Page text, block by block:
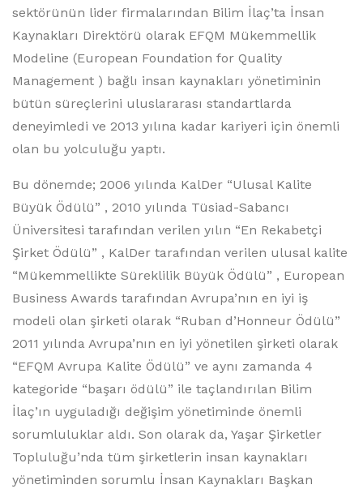
sektörünün lider firmalarından Bilim İlaç’ta İnsan
Kaynakları Direktörü olarak EFQM Mükemmellik
Modeline (European Foundation for Quality
Management ) bağlı insan kaynakları yönetiminin
bütün süreçlerini uluslararası standartlarda
deneyimledi ve 2013 yılına kadar kariyeri için önemli
olan bu yolculuğu yaptı.
Bu dönemde; 2006 yılında KalDer “Ulusal Kalite
Büyük Ödülü” , 2010 yılında Tüsiad-Sabancı
Üniversitesi tarafından verilen yılın “En Rekabetçi
Şirket Ödülü” , KalDer tarafından verilen ulusal kalite
“Mükemmellikte Süreklilik Büyük Ödülü” , European
Business Awards tarafından Avrupa’nın en iyi iş
modeli olan şirketi olarak “Ruban d’Honneur Ödülü”
2011 yılında Avrupa’nın en iyi yönetilen şirketi olarak
“EFQM Avrupa Kalite Ödülü” ve aynı zamanda 4
kategoride “başarı ödülü” ile taçlandırılan Bilim
İlaç’ın uyguladığı değişim yönetiminde önemli
sorumluluklar aldı. Son olarak da, Yaşar Şirketler
Topluluğu’nda tüm şirketlerin insan kaynakları
yönetiminden sorumlu İnsan Kaynakları Başkan